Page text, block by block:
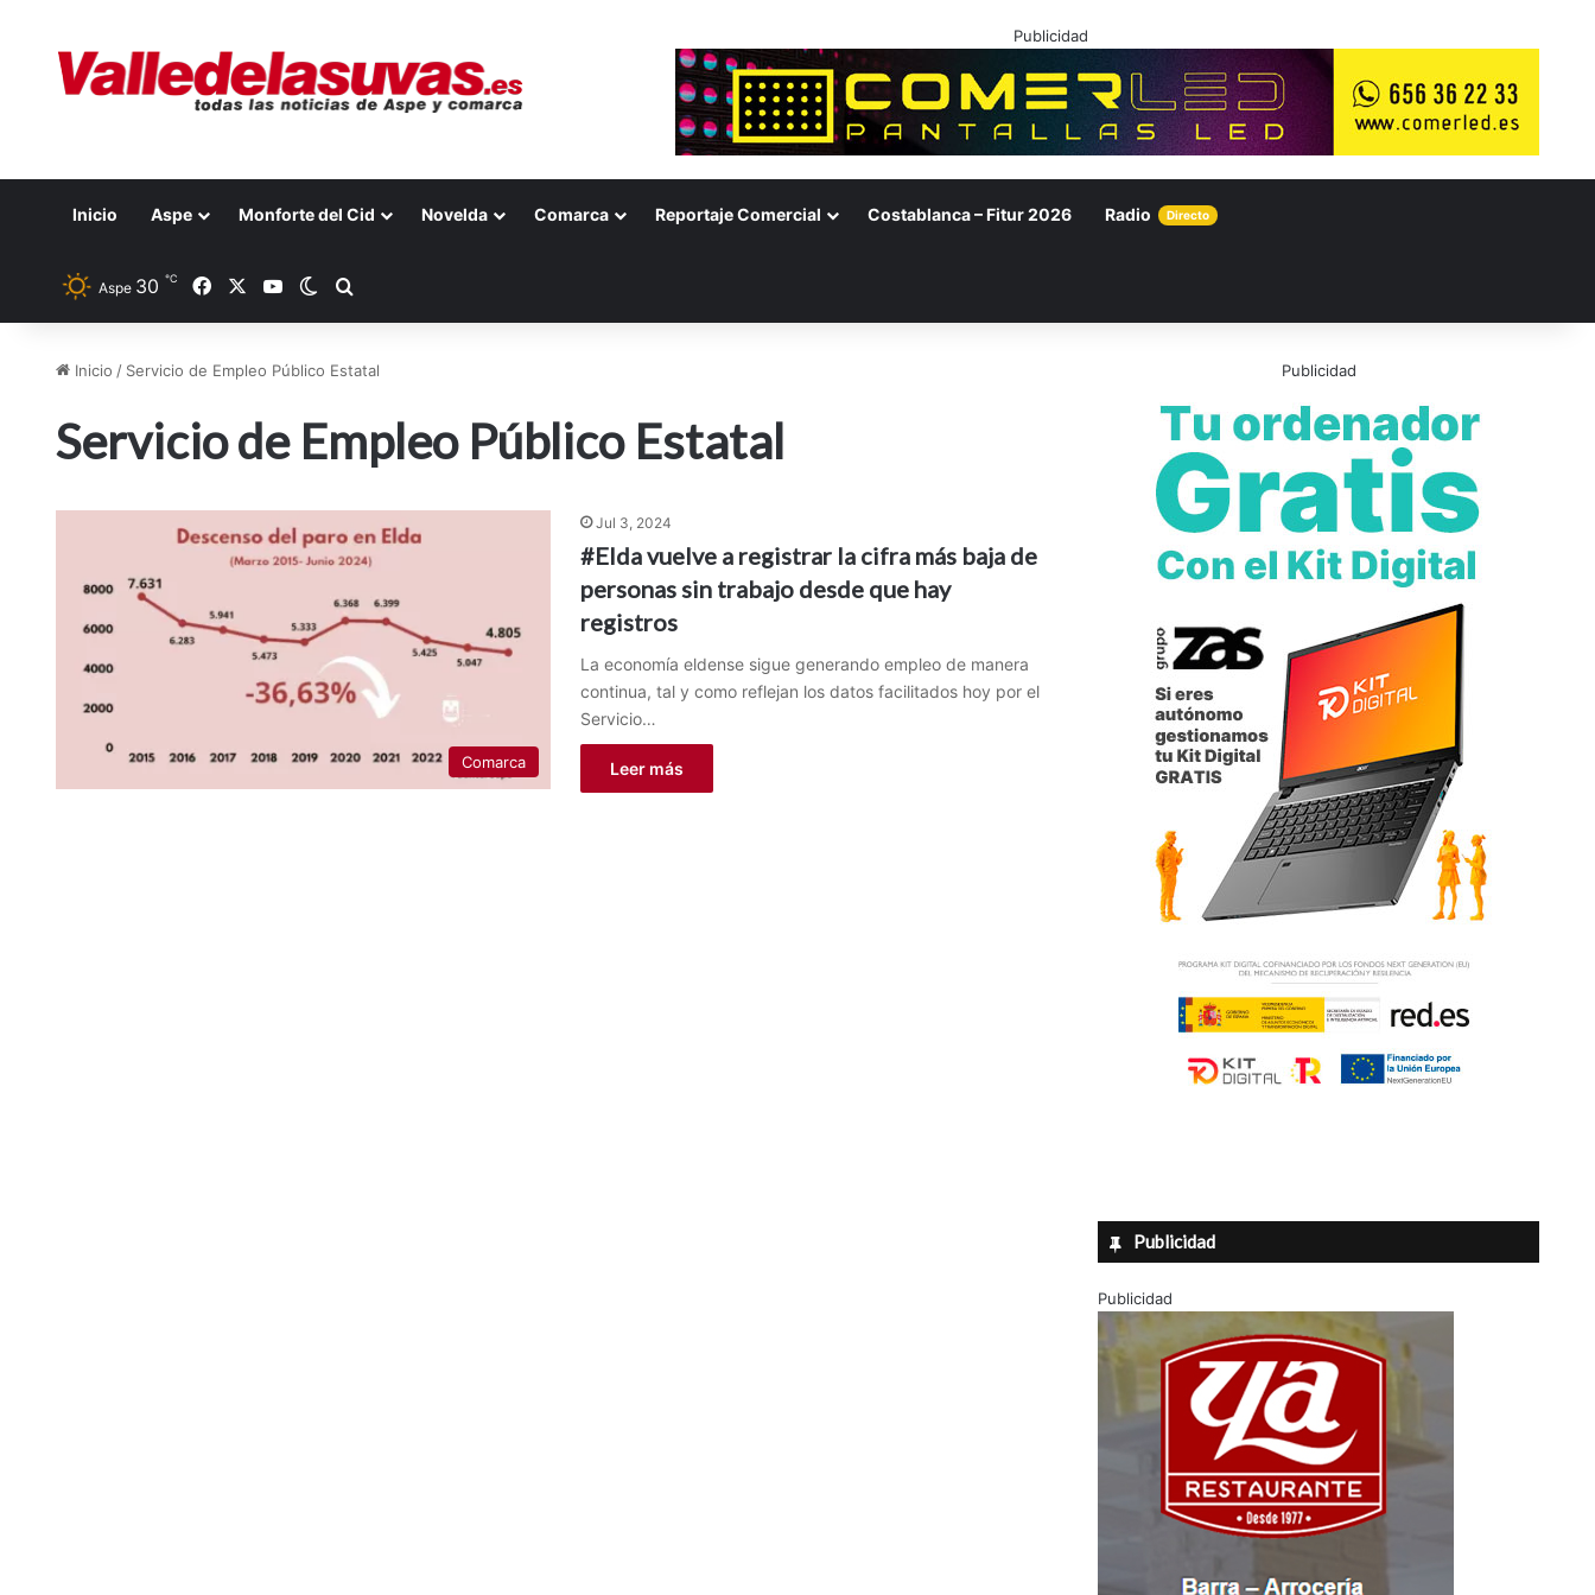
Publicidad
Inicio Aspe Monforte del Cid Novelda Comarca Reportaje Comercial Costablanca – Fitur 2026 Radio Directo
Aspe 30 ℃ FacebookYouTubeSwitch skin
Inicio / Servicio de Empleo Público Estatal
Servicio de Empleo Público Estatal
Comarca
Jul 3, 2024
#Elda vuelve a registrar la cifra más baja de
personas sin trabajo desde que hay
registros
La economía eldense sigue generando empleo de manera
continua, tal y como reflejan los datos facilitados hoy por el
Servicio…
Leer más
Publicidad
Publicidad
Publicidad